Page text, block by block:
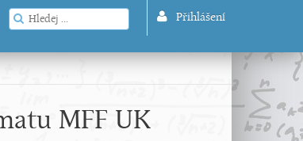
Přihlášení
MFF UK